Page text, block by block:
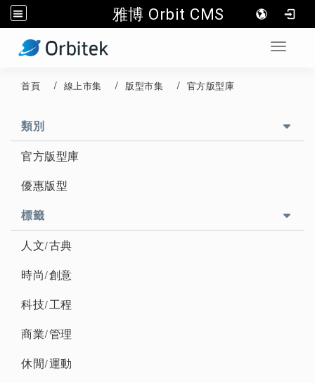
雅博 Orbit CMS
::: Toggle
首頁 線上市集 版型市集 官方版型庫
類別
官方版型庫
優惠版型
標籤
人文/古典
時尚/創意
科技/工程
商業/管理
休閒/運動